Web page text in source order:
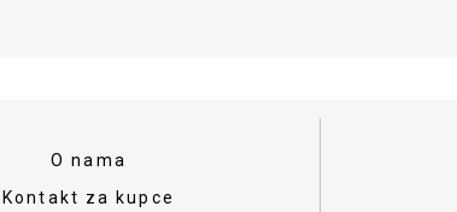
O nama
Kontakt za kupce